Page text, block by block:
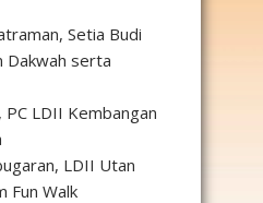
Setia Budi
Dakwah serta
LDII Kembangan
LDII Utan
Fun Walk